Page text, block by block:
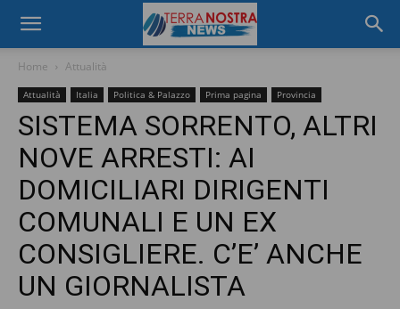
Home Attualità
Attualità Italia Politica & Palazzo Prima pagina Provincia
SISTEMA SORRENTO, ALTRI
NOVE ARRESTI: AI
DOMICILIARI DIRIGENTI
COMUNALI E UN EX
CONSIGLIERE. C’E’ ANCHE
UN GIORNALISTA